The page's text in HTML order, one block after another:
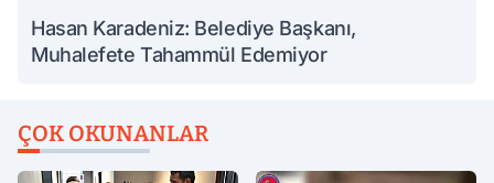
Hasan Karadeniz: Belediye Başkanı,
Muhalefete Tahammül Edemiyor
ÇOK OKUNANLAR